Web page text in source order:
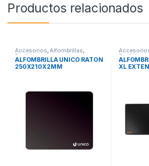
Productos relacionados
Accesorios,Alfombrillas,
Periféricos
ALFOMBRILLA UNICO RATON
250X210X2MM
Periféricos
XL